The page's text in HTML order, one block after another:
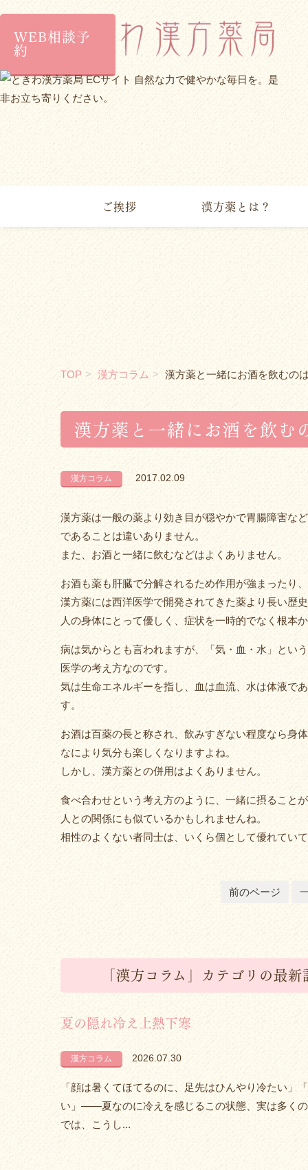
WEB相談予
約
ご挨拶 漢方薬とは？
TOP 漢方コラム 漢方薬と一緒にお酒を飲むの
漢方薬と一緒にお酒を飲む
漢方コラム 2017.02.09
漢方薬は一般の薬より効き目が穏やかで胃腸障害な
であることは違いありません。
また、お酒と一緒に飲むなどはよくありません。
お酒も薬も肝臓で分解されるため作用が強まったり
漢方薬には西洋医学で開発されてきた薬より長い歴
人の身体にとって優しく、症状を一時的でなく根本
病は気からとも言われますが、「気・血・水」とい
医学の考え方なのです。
気は生命エネルギーを指し、血は血流、水は体液で
す。
お酒は百薬の長と称され、飲みすぎない程度なら身
なにより気分も楽しくなりますよね。
しかし、漢方薬との併用はよくありません。
食べ合わせという考え方のように、一緒に摂ること
人との関係にも似ているかもしれませんね。
相性のよくない者同士は、いくら個として優れてい
前のページ
「漢方コラム」カテゴリの最
夏の隠れ冷え上熱下寒
漢方コラム 2026.07.30
「顔は暑くてほてるのに、足先はひんやり冷たい
い」――夏なのに冷えを感じるこの状態、実は多く
では、こうし...